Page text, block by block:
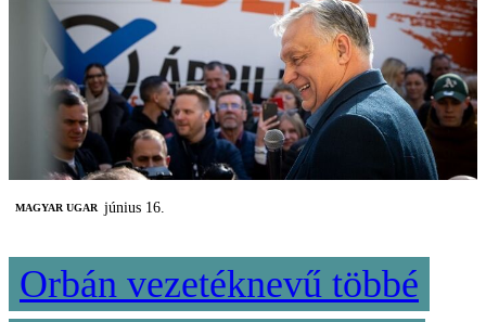
MAGYAR UGAR június 16.
Orbán vezetéknevű többé